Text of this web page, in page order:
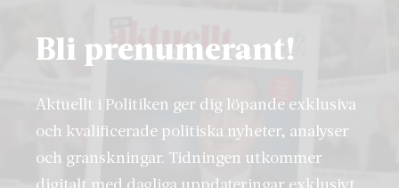
Bli prenumerant!
Aktuellt i Politiken ger dig löpande exklusiva
och kvalificerade politiska nyheter, analyser
och granskningar. Tidningen utkommer
digitalt med dagliga uppdateringar exklusivt